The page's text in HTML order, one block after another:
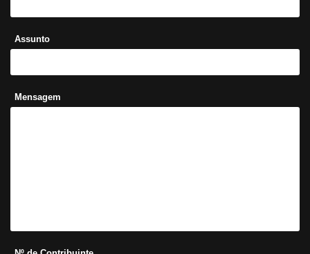
Assunto
Mensagem